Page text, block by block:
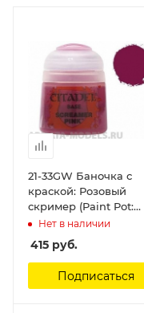
21-33GW Баночка с
краской: Розовый
скример (Paint Pot:
Screamer Pink) Citadel
Нет в наличии
415 руб.
Подписаться